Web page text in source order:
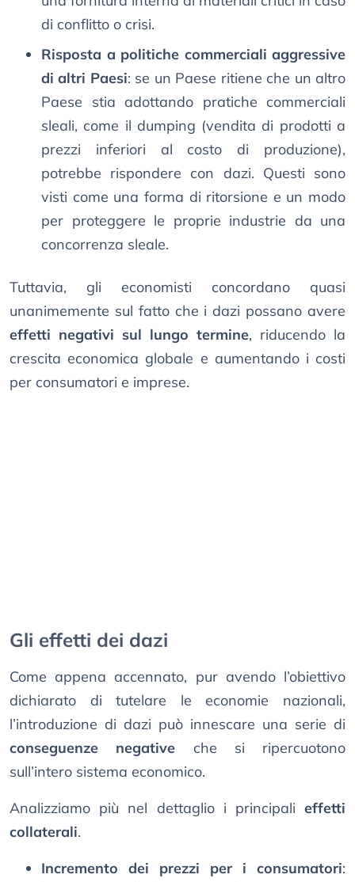
di conflitto o crisi.
Risposta a politiche commerciali aggressive
di altri Paesi: se un Paese ritiene che un altro
Paese stia adottando pratiche commerciali
sleali, come il dumping (vendita di prodotti a
prezzi inferiori al costo di produzione),
potrebbe rispondere con dazi. Questi sono
visti come una forma di ritorsione e un modo
per proteggere le proprie industrie da una
concorrenza sleale.
Tuttavia, gli economisti concordano quasi
unanimemente sul fatto che i dazi possano avere
effetti negativi sul lungo termine, riducendo la
crescita economica globale e aumentando i costi
per consumatori e imprese.
Gli effetti dei dazi
Come appena accennato, pur avendo l’obiettivo
dichiarato di tutelare le economie nazionali,
l’introduzione di dazi può innescare una serie di
conseguenze negative che si ripercuotono
sull’intero sistema economico.
Analizziamo più nel dettaglio i principali effetti
collaterali.
Incremento dei prezzi per i consumatori: